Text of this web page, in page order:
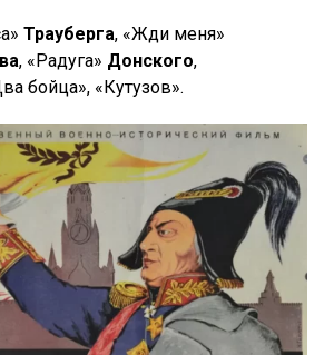
Трауберга, «Жди меня»
, «Радуга» Донского,
бойца», «Кутузов».